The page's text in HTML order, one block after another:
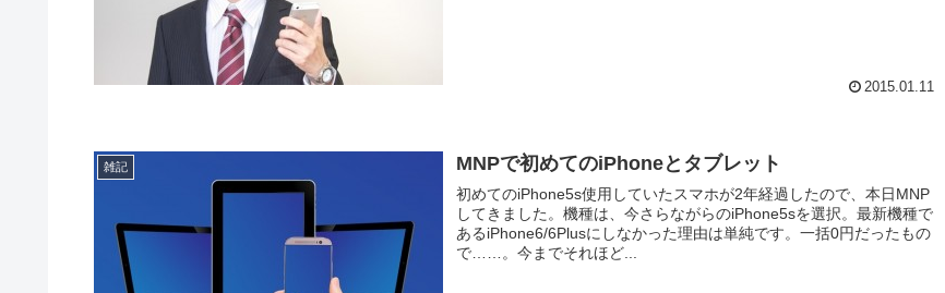
2015.01.11
雑記 MNPで初めてのiPhoneとタブレット
初めてのiPhone5s使用していたスマホが2年経過したので、本日MNP
してきました。機種は、今さらながらのiPhone5sを選択。最新機種で
あるiPhone6/6Plusにしなかった理由は単純です。一括0円だったもの
で……。今までそれほど...